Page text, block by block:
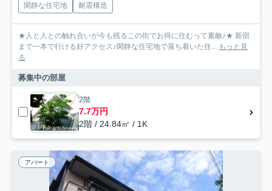
閑静な住宅地
耐震構造
★人と人との触れ合いが今も残るこの街でお得に住むって素敵♪★ 新宿
まで一本で行ける好アクセス♪閑静な住宅地で落ち着いた住...
もっと見
る
募集中の部屋
2階
7.7万円
2階 / 24.84㎡ / 1K
アパート